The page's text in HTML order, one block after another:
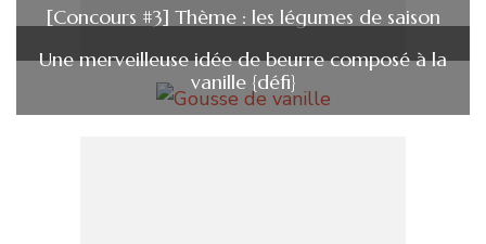
[Concours #3] Thème : les légumes de saison
Une merveilleuse idée de beurre composé à la
vanille {défi}